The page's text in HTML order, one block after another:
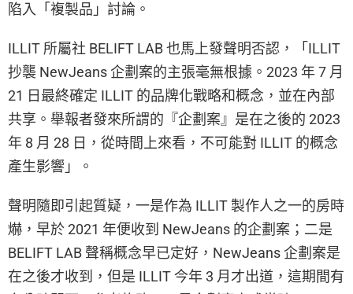
陷入「複製品」討論。
ILLIT 所屬社 BELIFT LAB 也馬上發聲明否認，「ILLIT
抄襲 NewJeans 企劃案的主張毫無根據。2023 年 7 月
21 日最終確定 ILLIT 的品牌化戰略和概念，並在內部
共享。舉報者發來所謂的『企劃案』是在之後的 2023
年 8 月 28 日，從時間上來看，不可能對 ILLIT 的概念
產生影響」。
聲明隨即引起質疑，一是作為 ILLIT 製作人之一的房時
爀，早於 2021 年便收到 NewJeans 的企劃案；二是
BELIFT LAB 聲稱概念早已定好，NewJeans 企劃案是
在之後才收到，但是 ILLIT 今年 3 月才出道，這期間有